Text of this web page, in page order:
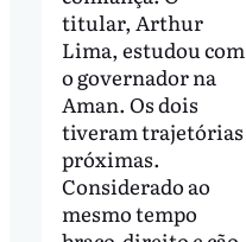
titular, Arthur
Lima, estudou com
o governador na
Aman. Os dois
tiveram trajetórias
próximas.
Considerado ao
mesmo tempo